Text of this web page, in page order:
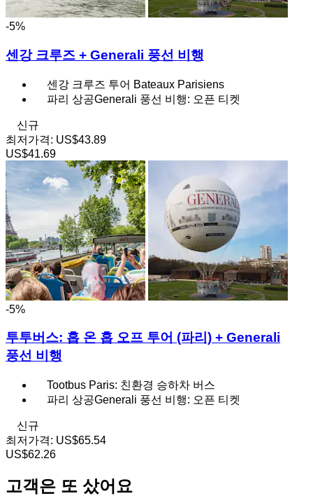
-5%
센강 크루즈 + Generali 풍선 비행
센강 크루즈 투어 Bateaux Parisiens
파리 상공Generali 풍선 비행: 오픈 티켓
신규
최저가격: US$43.89
US$41.69
-5%
투투버스: 홉 온 홉 오프 투어 (파리) + Generali
풍선 비행
Tootbus Paris: 친환경 승하차 버스
파리 상공Generali 풍선 비행: 오픈 티켓
신규
최저가격: US$65.54
US$62.26
고객은 또 샀어요